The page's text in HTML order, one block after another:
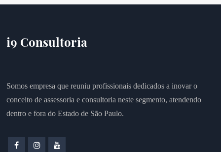
i9 Consultoria
Somos empresa que reuniu profissionais dedicados a inovar o
conceito de assessoria e consultoria neste segmento, atendendo
dentro e fora do Estado de São Paulo.